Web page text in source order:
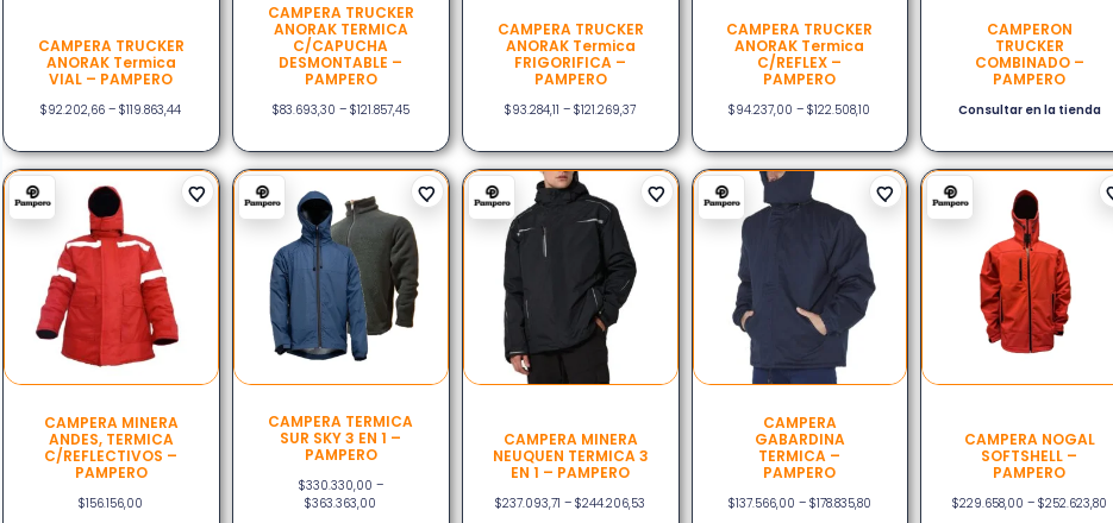
CAMPERA TRUCKER
ANORAK Termica
VIAL – PAMPERO
$92.202,66 – $119.863,44
CAMPERA TRUCKER
ANORAK TERMICA
C/CAPUCHA
DESMONTABLE –
PAMPERO
$83.693,30 – $121.857,45
CAMPERA TRUCKER
ANORAK Termica
FRIGORIFICA –
PAMPERO
$93.284,11 – $121.269,37
CAMPERA TRUCKER
ANORAK Termica
C/REFLEX –
PAMPERO
$94.237,00 – $122.508,10
CAMPERON
TRUCKER
COMBINADO –
PAMPERO
Consultar en la tienda
CAMPERA MINERA
ANDES, TERMICA
C/REFLECTIVOS –
PAMPERO
$156.156,00
CAMPERA TERMICA
SUR SKY 3 EN 1 –
PAMPERO
$330.330,00 –
$363.363,00
CAMPERA MINERA
NEUQUEN TERMICA 3
EN 1 – PAMPERO
$237.093,71 – $244.206,53
CAMPERA
GABARDINA
TERMICA –
PAMPERO
$137.566,00 – $178.835,80
CAMPERA NOGAL
SOFTSHELL –
PAMPERO
$229.658,00 – $252.623,80